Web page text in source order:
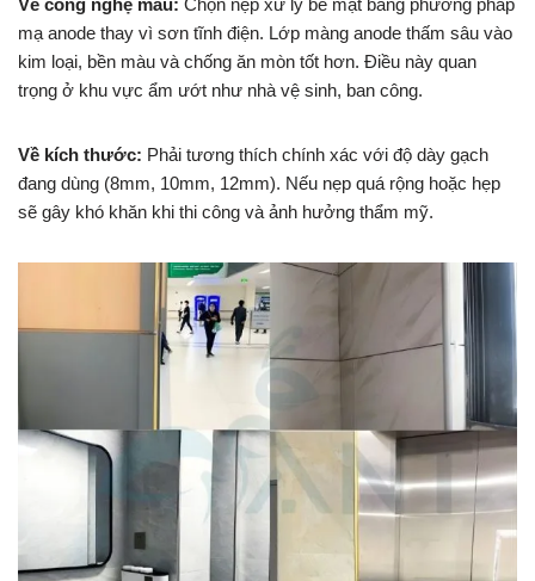
Về công nghệ màu: Chọn nẹp xử lý bề mặt bằng phương pháp
mạ anode thay vì sơn tĩnh điện. Lớp màng anode thấm sâu vào
kim loại, bền màu và chống ăn mòn tốt hơn. Điều này quan
trọng ở khu vực ẩm ướt như nhà vệ sinh, ban công.
Về kích thước: Phải tương thích chính xác với độ dày gạch
đang dùng (8mm, 10mm, 12mm). Nếu nẹp quá rộng hoặc hẹp
sẽ gây khó khăn khi thi công và ảnh hưởng thẩm mỹ.